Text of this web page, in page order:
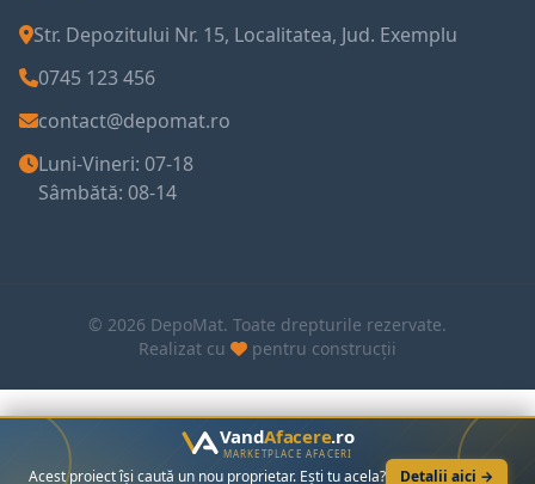
Str. Depozitului Nr. 15, Localitatea, Jud. Exemplu
0745 123 456
contact@depomat.ro
Luni-Vineri: 07-18
Sâmbătă: 08-14
© 2026 DepoMat. Toate drepturile rezervate.
Realizat cu
pentru construcții
VandAfacere.ro
MARKETPLACE AFACERI
Acest proiect își caută un nou proprietar. Ești tu acela? Detalii aici →